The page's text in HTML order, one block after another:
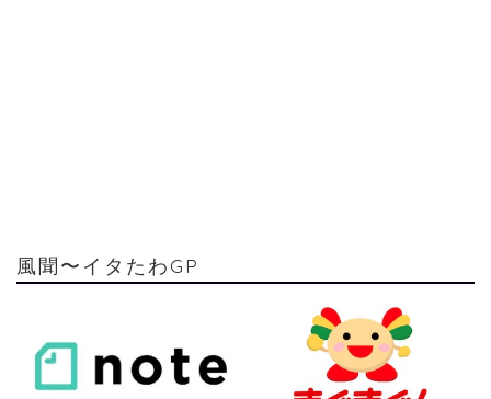
風聞〜イタたわGP